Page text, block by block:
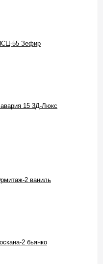
55 Зефир
15 3Д-Люкс
2 ваниль
2 бьянко